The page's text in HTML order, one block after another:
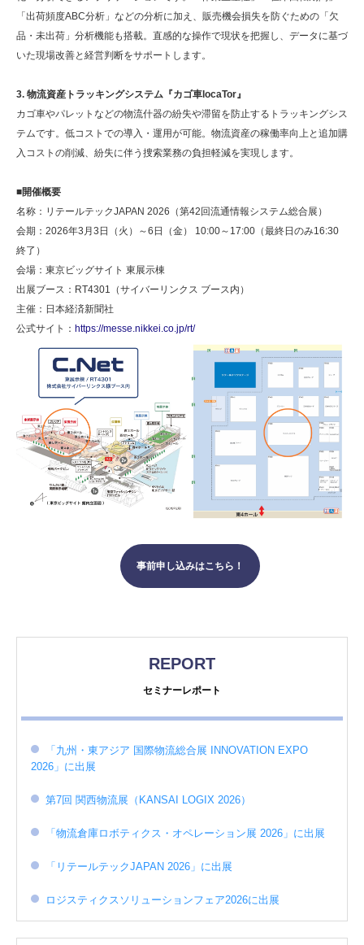
「出荷頻度ABC分析」などの分析に加え、販売機会損失を防ぐための「欠
品・未出荷」分析機能も搭載。直感的な操作で現状を把握し、データに基づ
いた現場改善と経営判断をサポートします。
3. 物流資産トラッキングシステム『カゴ車locaTor』
カゴ車やパレットなどの物流什器の紛失や滞留を防止するトラッキングシス
テムです。低コストでの導入・運用が可能。物流資産の稼働率向上と追加購
入コストの削減、紛失に伴う捜索業務の負担軽減を実現します。
■開催概要
名称：リテールテックJAPAN 2026（第42回流通情報システム総合展）
会期：2026年3月3日（火）～6日（金） 10:00～17:00（最終日のみ16:30
終了）
会場：東京ビッグサイト 東展示棟
出展ブース：RT4301（サイバーリンクス ブース内）
主催：日本経済新聞社
公式サイト： https://messe.nikkei.co.jp/rt/
事前申し込みはこちら！
REPORT
セミナーレポート
「九州・東アジア 国際物流総合展 INNOVATION EXPO
2026」に出展
第7回 関西物流展（KANSAI LOGIX 2026）
「物流倉庫ロボティクス・オペレーション展 2026」に出展
「リテールテックJAPAN 2026」に出展
ロジスティクスソリューションフェア2026に出展